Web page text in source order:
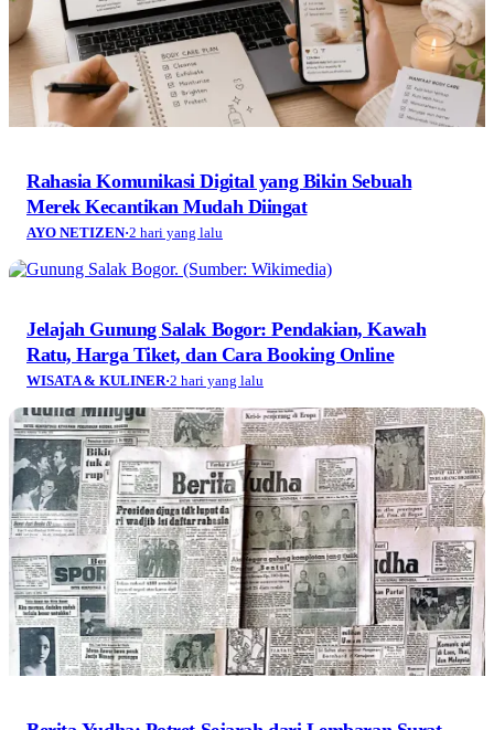
Rahasia Komunikasi Digital yang Bikin Sebuah
Merek Kecantikan Mudah Diingat
AYO NETIZEN·2 hari yang lalu
Jelajah Gunung Salak Bogor: Pendakian, Kawah
Ratu, Harga Tiket, dan Cara Booking Online
WISATA & KULINER·2 hari yang lalu